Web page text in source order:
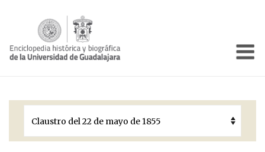
Períodos Históricos